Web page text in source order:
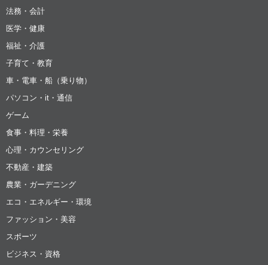
法務・会計
医学・健康
福祉・介護
子育て・教育
車・電車・船（乗り物）
パソコン・it・通信
ゲーム
食事・料理・栄養
心理・カウンセリング
不動産・建築
農業・ガーデニング
エコ・エネルギー・環境
ファッション・美容
スポーツ
ビジネス・資格